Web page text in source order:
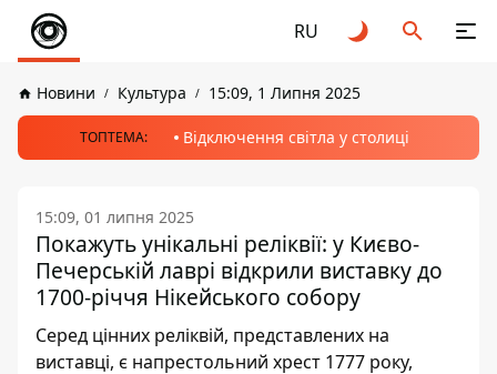
RU
Новини Культура 15:09, 1 Липня 2025
ТОПТЕМА: Відключення світла у столиці
15:09, 01 липня 2025
Покажуть унікальні реліквії: у Києво-
Печерській лаврі відкрили виставку до
1700-річчя Нікейського собору
Серед цінних реліквій, представлених на
виставці, є напрестольний хрест 1777 року,